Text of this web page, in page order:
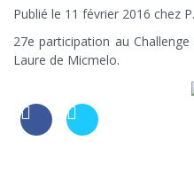
Publié le 11 février 2016 chez
27e participation au
Laure de Micmelo.